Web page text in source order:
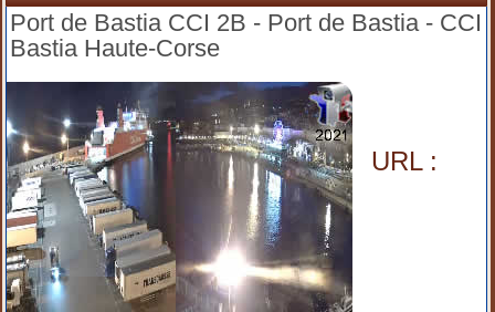
Port de Bastia CCI 2B - Port de Bastia - CCI
Bastia Haute-Corse
URL :